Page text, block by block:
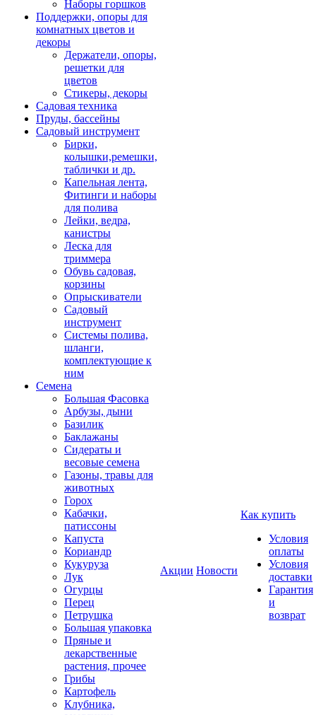
Наборы горшков
Поддержки, опоры для
комнатных цветов и
декоры
Держатели, опоры,
решетки для
цветов
Стикеры, декоры
Садовая техника
Пруды, бассейны
Садовый инструмент
Бирки,
колышки,ремешки,
таблички и др.
Капельная лента,
Фитинги и наборы
для полива
Лейки, ведра,
канистры
Леска для
триммера
Обувь садовая,
корзины
Опрыскиватели
Садовый
инструмент
Системы полива,
шланги,
комплектующие к
ним
Семена
Большая Фасовка
Арбузы, дыни
Базилик
Баклажаны
Сидераты и
весовые семена
Газоны, травы для
животных
Горох
Кабачки,
патиссоны
Капуста
Кориандр
Кукуруза
Лук
Огурцы
Перец
Петрушка
Большая упаковка
Пряные и
лекарственные
растения, прочее
Грибы
Картофель
Клубника,
Акции Новости
Как купить
Условия
оплаты
Условия
доставки
Гарантия
и
возврат